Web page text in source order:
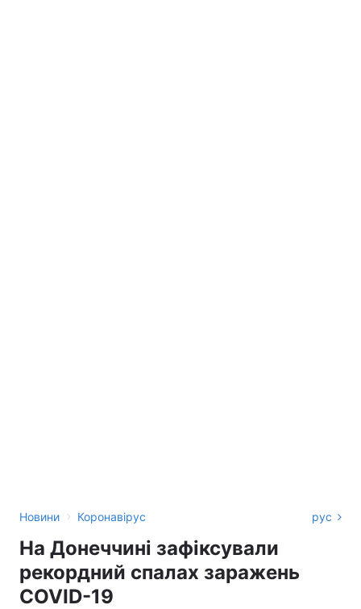
Новини › Коронавірус рус
На Донеччині зафіксували
рекордний спалах заражень
COVID-19